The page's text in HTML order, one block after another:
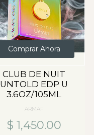
Comprar Ahora
CLUB DE NUIT
UNTOLD EDP U
3.6OZ/105ML
ARMAF
$ 1,450.00